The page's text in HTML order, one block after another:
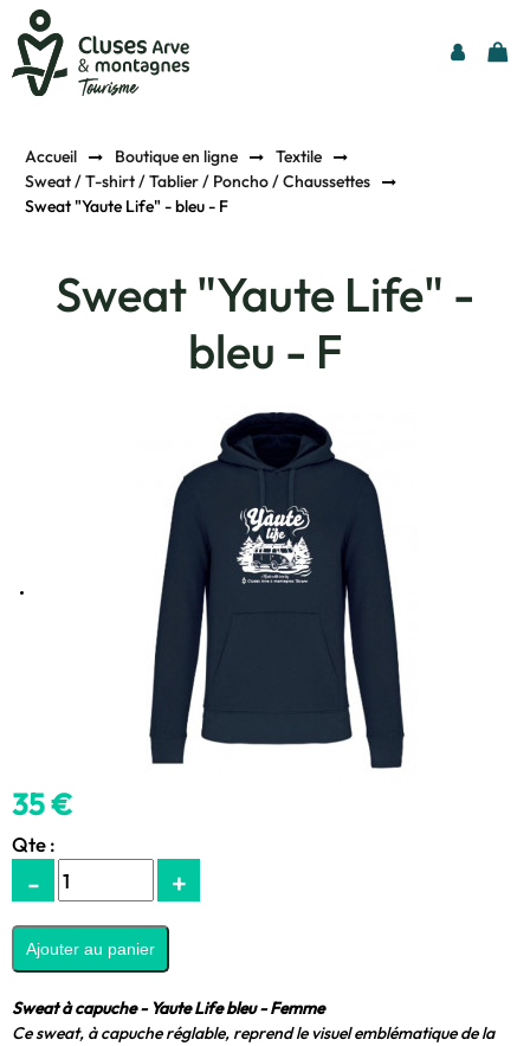
Accueil Boutique en ligne
Textile
Sweat / T-shirt / Tablier / Poncho / Chaussettes
Sweat "Yaute Life" - bleu - F
Sweat "Yaute Life" -
bleu - F
35 €
Qte :
- +
Sweat à capuche - Yaute Life bleu - Femme
Ce sweat, à capuche réglable, reprend le visuel emblématique de la